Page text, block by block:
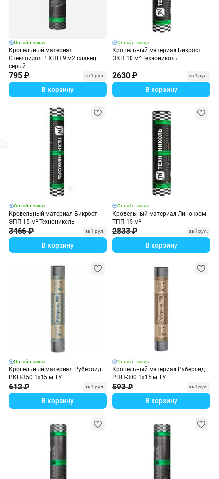
Онлайн-заказ
Кровельный материал
Стеклоизол Р ХПП 9 м2 сланец
серый
795 ₽ за 1 рул.
В корзину
Онлайн-заказ
Кровельный материал Бикрост
ЭКП 10 м² Технониколь
2630 ₽ за 1 рул.
В корзину
Онлайн-заказ
Кровельный материал Бикрост
ЭПП 15 м² Технониколь
3466 ₽ за 1 рул.
В корзину
Онлайн-заказ
Кровельный материал Линокром
ТПП 15 м²
2833 ₽ за 1 рул.
В корзину
Онлайн-заказ
Кровельный материал Рубероид
РКП-350 1х15 м ТУ
612 ₽ за 1 рул.
В корзину
Онлайн-заказ
Кровельный материал Рубероид
РПП-300 1х15 м ТУ
593 ₽ за 1 рул.
В корзину